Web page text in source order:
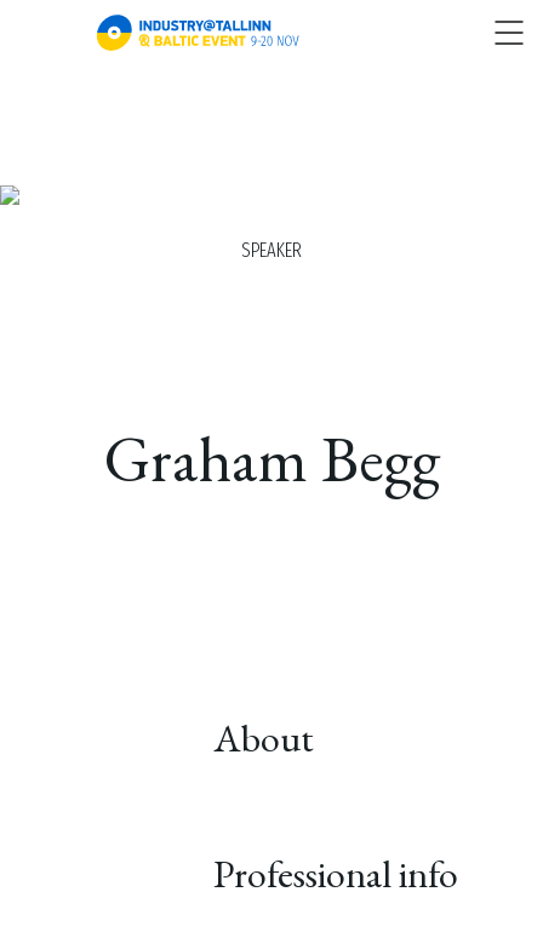
SPEAKER
Graham Begg
About
Professional info